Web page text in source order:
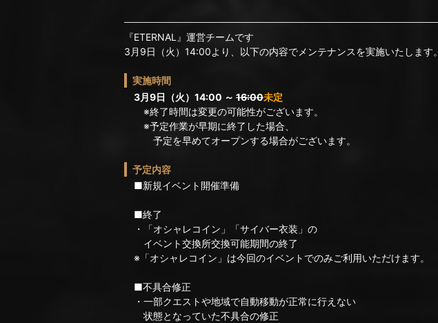
『ETERNAL』運営チームです
3月9日（火）14:00より、以下の内容でメンテナンスを実施いたします。
実施時間
3月9日（火）14:00 ～ 16:00未定
※終了時間は変更の可能性がございます。
※予定作業が早期に終了した場合、
予定を早めてオープンする場合がございます。
予定内容
■新規イベント開催準備
■終了
・「オシャレコイン」「サイバー衣装」の
イベント交換所交換可能期間の終了
※「オシャレコイン」は今回のイベントでのみご利用いただけます。
■不具合修正
・一部クエストや地域で自動移動が正常に行えない
状態となっていた不具合の修正